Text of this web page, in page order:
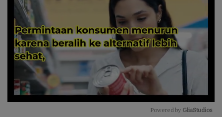
Powered by GliaStudios